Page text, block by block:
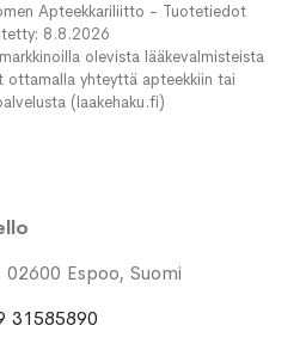
Apteekkariliitto - Tuotetiedot
8.8.2026
olevista lääkevalmisteista
ottamalla yhteyttä apteekkiin tai
(laakehaku.fi)
Espoo, Suomi
31585890